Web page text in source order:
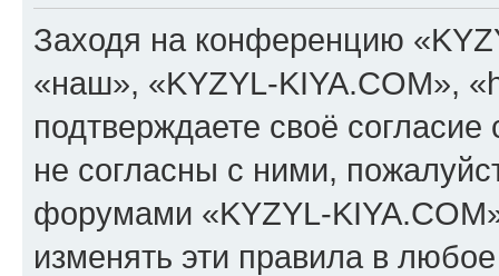
Заходя на конференцию
«наш», «KYZYL-KIYA.COM»,
подтверждаете своё
не согласны с ними,
форумами «KYZYL-
изменять эти правила в